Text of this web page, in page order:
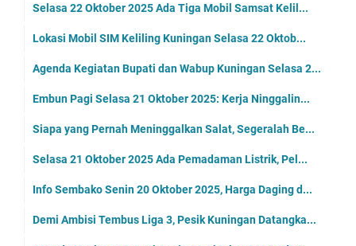
Selasa 22 Oktober 2025 Ada Tiga Mobil Samsat Kelil...
Lokasi Mobil SIM Keliling Kuningan Selasa 22 Oktob...
Agenda Kegiatan Bupati dan Wabup Kuningan Selasa 2...
Embun Pagi Selasa 21 Oktober 2025: Kerja Ninggalin...
Siapa yang Pernah Meninggalkan Salat, Segeralah Be...
Selasa 21 Oktober 2025 Ada Pemadaman Listrik, Pel...
Info Sembako Senin 20 Oktober 2025, Harga Daging d...
Demi Ambisi Tembus Liga 3, Pesik Kuningan Datangka...